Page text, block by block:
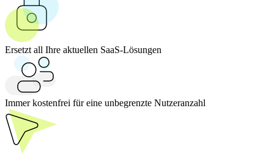
Ersetzt all Ihre aktuellen SaaS-Lösungen
Immer kostenfrei für eine unbegrenzte Nutzeranzahl